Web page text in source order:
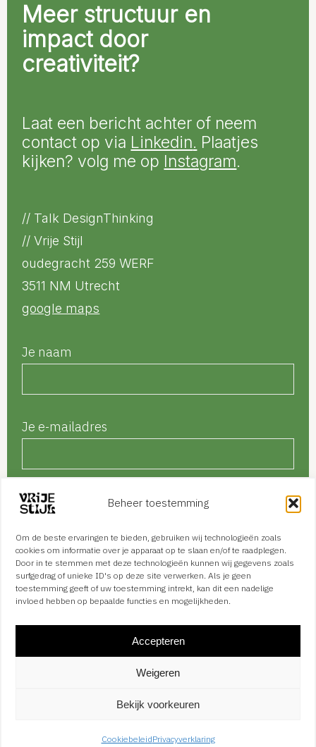
Beheer toestemming
Om de beste ervaringen te bieden, gebruiken wij technologieën zoals
cookies om informatie over je apparaat op te slaan en/of te raadplegen.
Door in te stemmen met deze technologieën kunnen wij gegevens zoals
surfgedrag of unieke ID's op deze site verwerken. Als je geen
toestemming geeft of uw toestemming intrekt, kan dit een nadelige
invloed hebben op bepaalde functies en mogelijkheden.
Accepteren
Weigeren
Bekijk voorkeuren
CookiebeleidPrivacyverklaring
Meer structuur en
impact door
creativiteit?
Laat een bericht achter of neem
contact op via Linkedin. Plaatjes
kijken? volg me op Instagram.
// Talk DesignThinking
// Vrije Stijl
oudegracht 259 WERF
3511 NM Utrecht
google maps
Je naam
Je e-mailadres
Je bericht